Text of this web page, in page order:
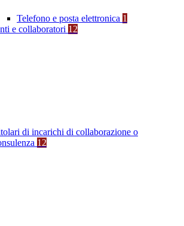
Telefono e posta elettronica 1
e collaboratori 12
di incarichi di collaborazione o
12